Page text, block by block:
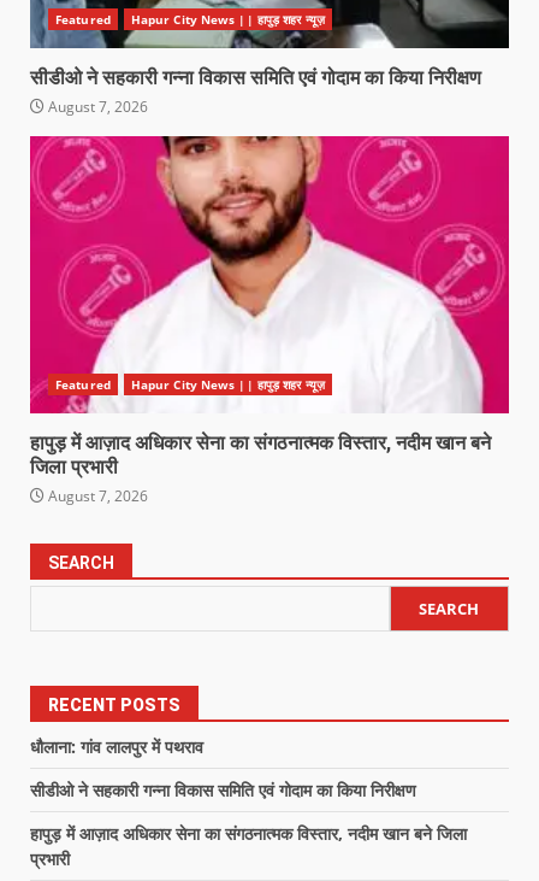
Featured Hapur City News || हापुड़ शहर न्यूज़
सीडीओ ने सहकारी गन्ना विकास समिति एवं गोदाम का किया निरीक्षण
August 7, 2026
Featured Hapur City News || हापुड़ शहर न्यूज़
हापुड़ में आज़ाद अधिकार सेना का संगठनात्मक विस्तार, नदीम खान बने
जिला प्रभारी
August 7, 2026
SEARCH
SEARCH
RECENT POSTS
धौलाना: गांव लालपुर में पथराव
सीडीओ ने सहकारी गन्ना विकास समिति एवं गोदाम का किया निरीक्षण
हापुड़ में आज़ाद अधिकार सेना का संगठनात्मक विस्तार, नदीम खान बने जिला
प्रभारी